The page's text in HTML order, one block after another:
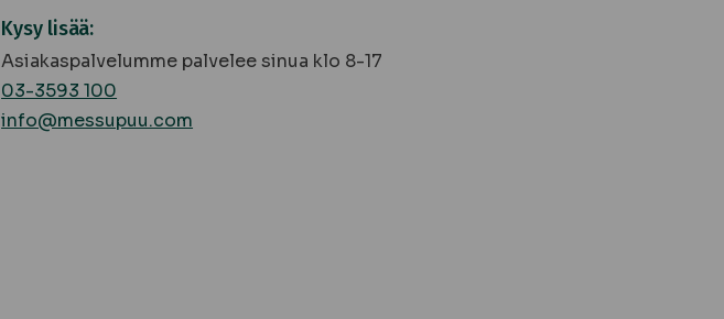
Kysy lisää:
Asiakaspalvelumme palvelee sinua klo 8-17
03-3593 100
info@messupuu.com